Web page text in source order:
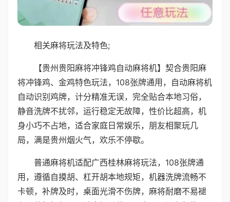
相关麻将玩法及特色;
【贵州贵阳麻将冲锋鸡自动麻将机】契合贵阳麻
将冲锋鸡、金鸡特色玩法，108张牌通用，自动麻将机
自动识别鸡牌，计分精准无误，完全贴合本地习俗，
静音洗牌不扰邻，运行稳定无故障，性价比超高，机
身小巧不占地，适合家庭日常娱乐，朋友相聚玩几
局，满是贵州烟火气，欢乐不停歇。
普通麻将机适配广西桂林麻将玩法，108张牌通
用，遵循自摸胡、杠开胡本地规矩，机器洗牌流畅不
卡顿，补牌及时，桌面光滑不伤牌，麻将耐磨不易褪